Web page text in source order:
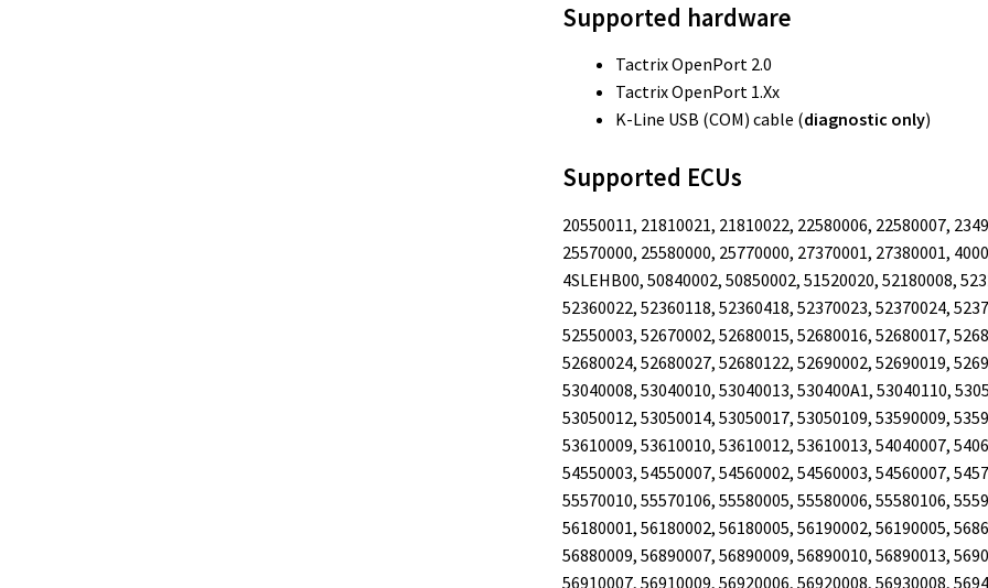
Supported hardware
Tactrix OpenPort 2.0
Tactrix OpenPort 1.Xx
K-Line USB (COM) cable (diagnostic only)
Supported ECUs
20550011, 21810021, 21810022, 22580006, 22580007,
25570000, 25580000, 25770000, 27370001, 27380001,
4SLEHB00, 50840002, 50850002, 51520020, 52180008,
52360022, 52360118, 52360418, 52370023, 52370024,
52550003, 52670002, 52680015, 52680016, 52680017,
52680024, 52680027, 52680122, 52690002, 52690019,
53040008, 53040010, 53040013, 530400A1, 53040110,
53050012, 53050014, 53050017, 53050109, 53590009,
53610009, 53610010, 53610012, 53610013, 54040007,
54550003, 54550007, 54560002, 54560003, 54560007,
55570010, 55570106, 55580005, 55580006, 55580106,
56180001, 56180002, 56180005, 56190002, 56190005,
56880009, 56890007, 56890009, 56890010, 56890013,
56910007, 56910009, 56920006, 56920008, 56930008,